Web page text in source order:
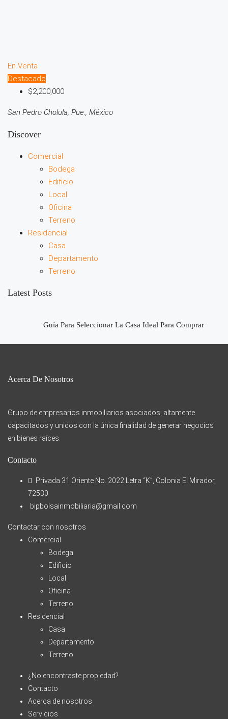
En Venta
Destacado
$2,200,000
San Pedro Cholula, Pue., México
Discover
Comercial
Bodega
Edificio
Local
Oficina
Terreno
Residencial
Casa
Departamento
Terreno
Latest Posts
Guía Para Seleccionar La Casa Ideal Para Comprar
Acerca De Nosotros
Grupo de empresarios inmobiliarios asociados, altamente
capacitados y unidos con la única finalidad de generar negocios
en bienes raíces.
Contacto
Privada 31 Oriente No. 2022 Letra “K”, Colonia El Mirador,
72530
bipbolsainmobiliaria@gmail.com
Contactar con nosotros
Comercial
Bodega
Edificio
Local
Oficina
Terreno
Residencial
Casa
Departamento
Terreno
¿No encontraste propiedad?
Contacto
Acerca de nosotros
Servicios